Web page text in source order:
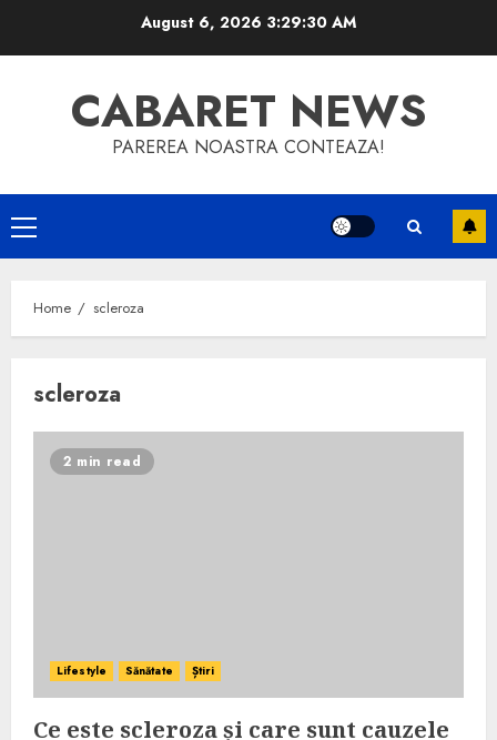
August 6, 2026 3:29:30 AM
CABARET NEWS
PAREREA NOASTRA CONTEAZA!
Primary
Menu
Home scleroza
scleroza
2 min read
Lifestyle Sănătate Știri
Ce este scleroza și care sunt cauzele